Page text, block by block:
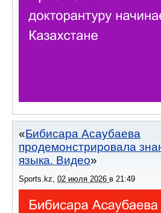
Бибисара Асаубаева
продемонстрировала
языка. Видео
Sports.kz 02 июля 2026 в 21:49